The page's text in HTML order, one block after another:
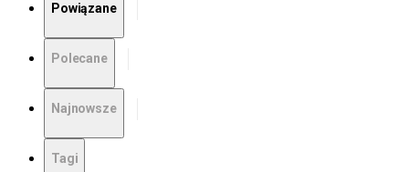
Powiązane
Polecane
Najnowsze
Tagi